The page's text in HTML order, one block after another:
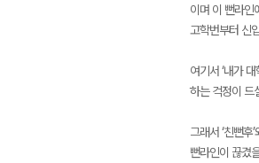
이며 이 뻔라인
고학번부터 신
여기서 ‘내가
하는 걱정이 드
그래서 ‘친뻔후
뻔라인이 끊겼